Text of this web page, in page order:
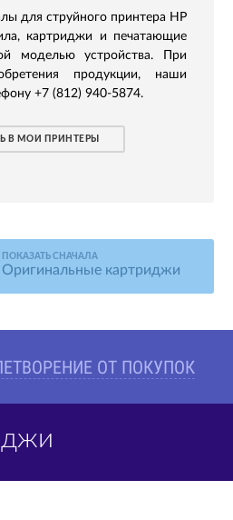
для струйного принтера HP
картриджи и печатающие
моделью устройства. При
продукции, наши
+7 (812) 940-5874.
В МОИ ПРИНТЕРЫ
ПОКАЗАТЬ СНАЧАЛА
Оригинальные картриджи
ОТ ПОКУПОК